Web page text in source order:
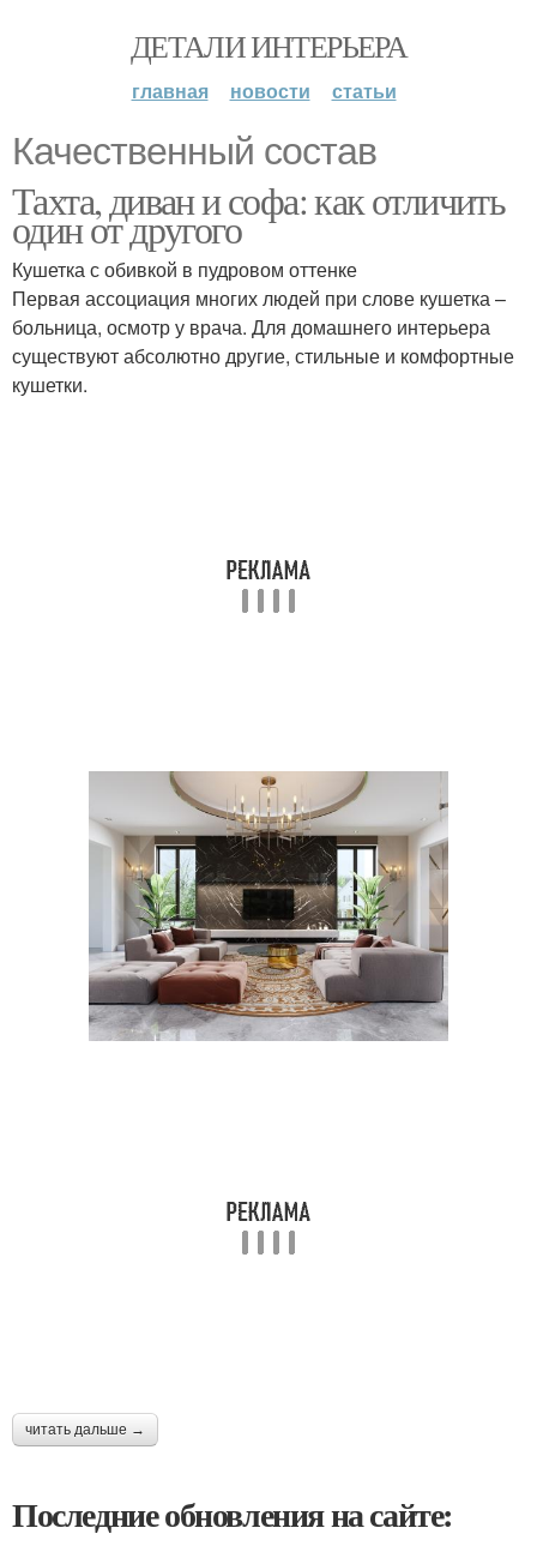
ДЕТАЛИ ИНТЕРЬЕРА
главная новости статьи
Качественный состав
Тахта, диван и софа: как отличить
один от другого
Кушетка с обивкой в пудровом оттенке
Первая ассоциация многих людей при слове кушетка –
больница, осмотр у врача. Для домашнего интерьера
существуют абсолютно другие, стильные и комфортные
кушетки.
читать дальше →
Последние обновления на сайте: